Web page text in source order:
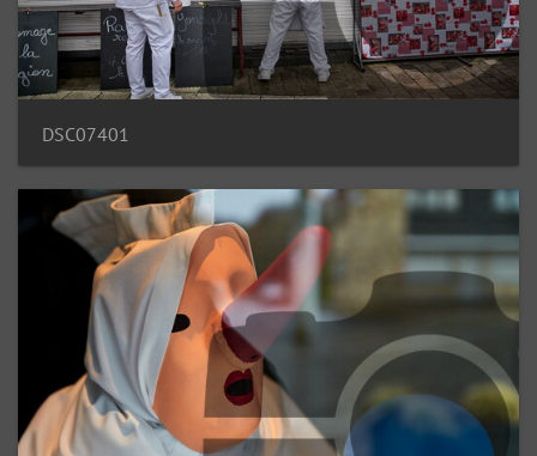
DSC07401